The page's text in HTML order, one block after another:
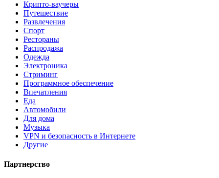
Крипто-ваучеры
Путешествие
Развлечения
Спорт
Рестораны
Распродажа
Одежда
Электроника
Стриминг
Программное обеспечение
Впечатления
Еда
Автомобили
Для дома
Музыка
VPN и безопасность в Интернете
Другие
Партнерство